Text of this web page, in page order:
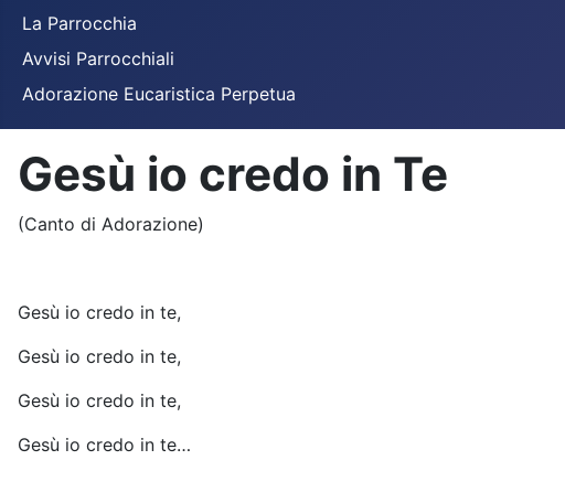
La Parrocchia
Avvisi Parrocchiali
Adorazione Eucaristica Perpetua
Gesù io credo in Te
(Canto di Adorazione)
Gesù io credo in te,
Gesù io credo in te,
Gesù io credo in te,
Gesù io credo in te…